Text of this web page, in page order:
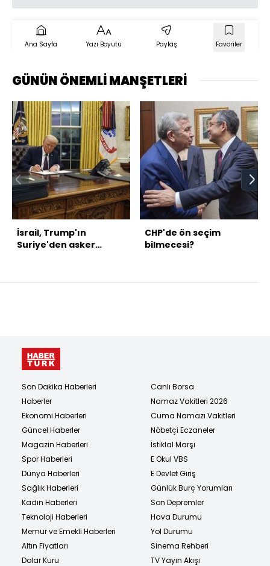
Ana Sayfa Yazı Boyutu Paylaş Favoriler
GÜNÜN ÖNEMLİ MANŞETLERİ
İsrail, Trump'ın
Suriye'den asker
CHP'de ön seçim
bilmecesi?
Son Dakika Haberleri
Haberler
Ekonomi Haberleri
Güncel Haberler
Magazin Haberleri
Spor Haberleri
Dünya Haberleri
Sağlık Haberleri
Kadın Haberleri
Teknoloji Haberleri
Memur ve Emekli Haberleri
Altın Fiyatları
Dolar Kuru
Canlı Borsa
Namaz Vakitleri 2026
Cuma Namazı Vakitleri
Nöbetçi Eczaneler
İstiklal Marşı
E Okul VBS
E Devlet Giriş
Günlük Burç Yorumları
Son Depremler
Hava Durumu
Yol Durumu
Sinema Rehberi
TV Yayın Akışı